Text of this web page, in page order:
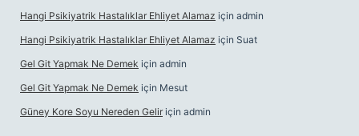
Hangi Psikiyatrik Hastalıklar Ehliyet Alamaz için admin
Hangi Psikiyatrik Hastalıklar Ehliyet Alamaz için Suat
Gel Git Yapmak Ne Demek için admin
Gel Git Yapmak Ne Demek için Mesut
Güney Kore Soyu Nereden Gelir için admin